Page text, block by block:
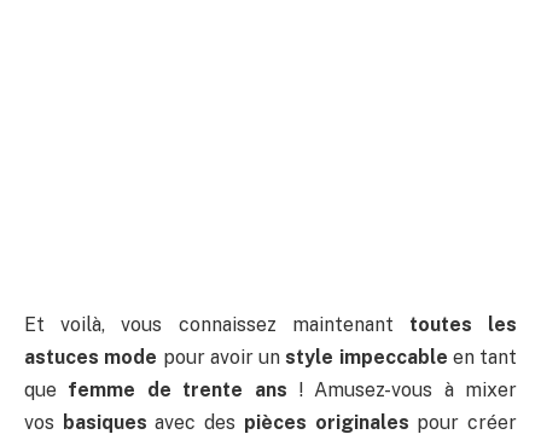
Et voilà, vous connaissez maintenant toutes les
astuces mode pour avoir unstyle impeccable en tant
que femme de trente ans ! Amusez-vous à mixer
vos basiques avec des pièces originales pour créer